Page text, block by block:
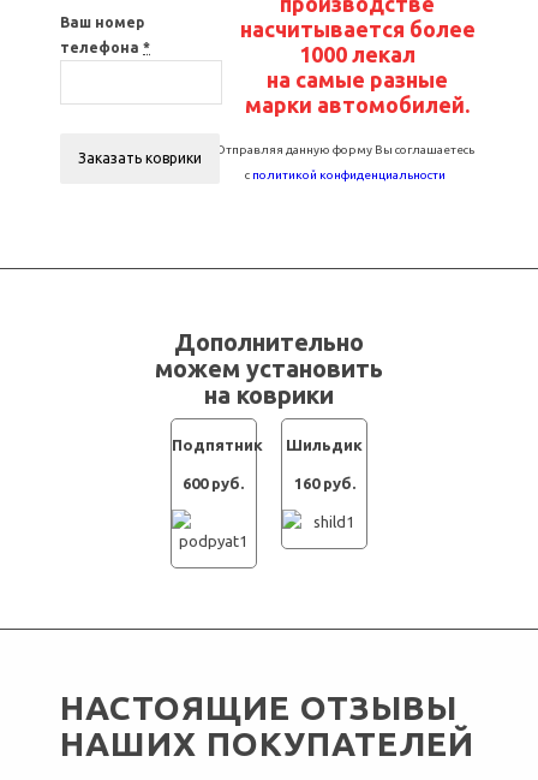
Ваш номер
телефона *
насчитывается более
1000 лекал
на самые разные
марки автомобилей.
Отправляя данную форму Вы соглашаетесь
с политикой конфиденциальности
Дополнительно
можем установить
на коврики
Подпятник
600 руб.
Шильдик
160 руб.
НАСТОЯЩИЕ ОТЗЫВЫ
НАШИХ ПОКУПАТЕЛЕЙ